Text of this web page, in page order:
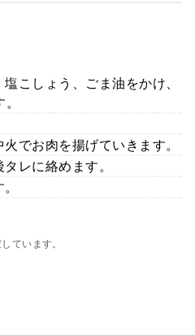
こしょう、ごま油をかけ、
でお肉を揚げていきます。
レに絡めます。
ています。